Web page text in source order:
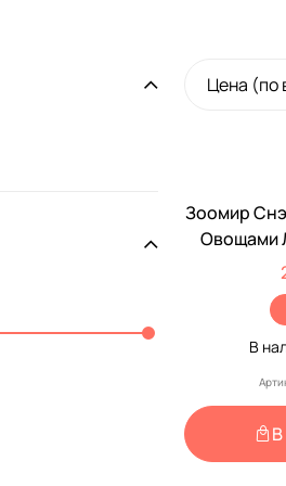
Цена (по
Зоомир
Овощами
Грызунов
В